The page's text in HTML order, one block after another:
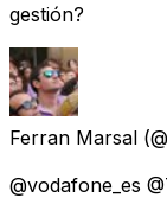
gestión?
Ferran Marsal
@vodafone_es